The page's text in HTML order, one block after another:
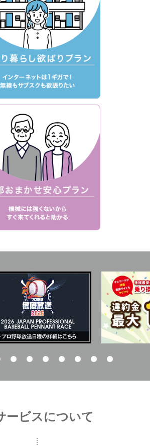
ービスについて